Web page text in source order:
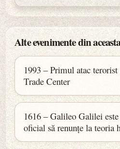
Alte evenimente din
1993 – Primul atac
Trade Center
1616 – Galileo Galilei
oficial să renunțe la teoria